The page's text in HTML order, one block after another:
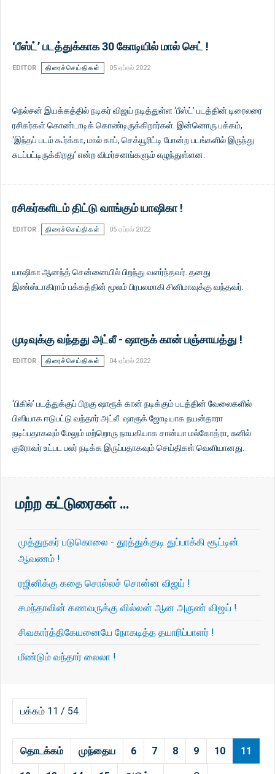
‘பீஸ்ட்’ படத்துக்காக 30 கோடியில் மால் செட் !
EDITOR திரைச்செய்திகள் 05 ஏப்ரல் 2022
நெல்சன் இயக்கத்தில் நடிகர் விஜய் நடித்துள்ள ‘பீஸ்ட்’ படத்தின் டிரைலரை
ரசிகர்கள் கொண்டாடிக் கொண்டிருக்கிறார்கள். இன்னொரு பக்கம்,
‘இந்தப் படம் கூர்க்கா, மால் காப், செக்யூரிட்டி போன்ற படங்களில் இருந்து
சுடப்பட்டிருக்கிறது’ என்ற விமர்சனங்களும் எழுந்துள்ளன.
ரசிகர்களிடம் திட்டு வாங்கும் யாஷிகா !
EDITOR திரைச்செய்திகள் 05 ஏப்ரல் 2022
யாஷிகா ஆனந்த் சென்னையில் பிறந்து வளர்ந்தவர். தனது
இண்ஸ்டாகிராம் பக்கத்தின் மூலம் பிரபலமாகி சினிமாவுக்கு வந்தவர்.
முடிவுக்கு வந்தது அட்லீ - ஷாரூக் கான் பஞ்சாயத்து !
EDITOR திரைச்செய்திகள் 04 ஏப்ரல் 2022
‘பிகில்’ படத்துக்குப் பிறகு ஷாரூக் கான் நடிக்கும் படத்தின் வேலைகளில்
பிஸியாக ஈடுபட்டு வந்தார் அட்லீ. ஷாரூக் ஜோடியாக நயன்தாரா
நடிப்பதாகவும் மேலும் மற்றொரு நாயகியாக சான்யா மல்கோத்ரா, சுனில்
குரோவர் உட்பட பலர் நடிக்க இருப்பதாகவும் செய்திகள் வெளியானது.
மற்ற கட்டுரைகள் …
முத்துநகர் படுகொலை - தூத்துக்குடி துப்பாக்கி சூட்டின்
ஆவணம் !
ரஜினிக்கு கதை சொல்லச் சொன்ன விஜய் !
சமந்தாவின் கணவருக்கு வில்லன் ஆன அருண் விஜய் !
சிவகார்த்திகேயனையே நோகடித்த தயாரிப்பாளர் !
மீண்டும் வந்தார் லைலா !
பக்கம் 11 / 54
தொடக்கம் முந்தைய 6 7 8 9 10 11